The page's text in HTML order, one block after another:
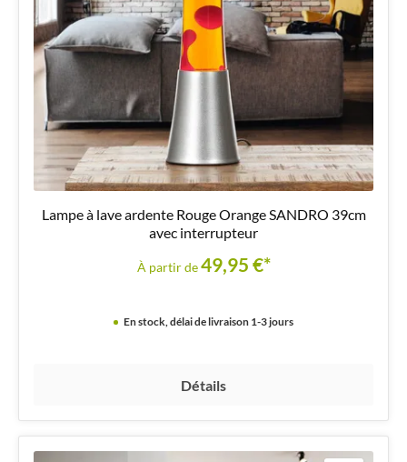
Lampe à lave ardente Rouge Orange SANDRO 39cm
avec interrupteur
À partir de49,95 €*
En stock, délai de livraison 1-3 jours
Détails